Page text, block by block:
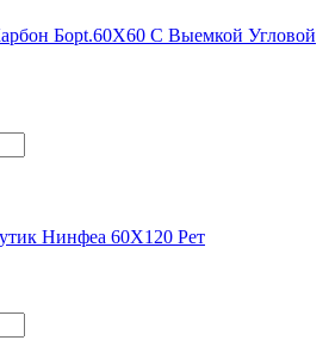
Борt.60X60 С Выемкой Угловой
Нинфеа 60X120 Рет